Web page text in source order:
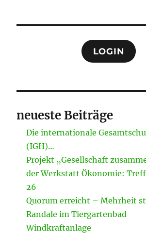
LOGIN
neueste Beiträge
Die internationale
(IGH)…
Projekt „Gesellschaft
der Werkstatt Ökonomie:
26
Quorum erreicht – Mehrheit
Randale im Tiergartenbad
Windkraftanlage